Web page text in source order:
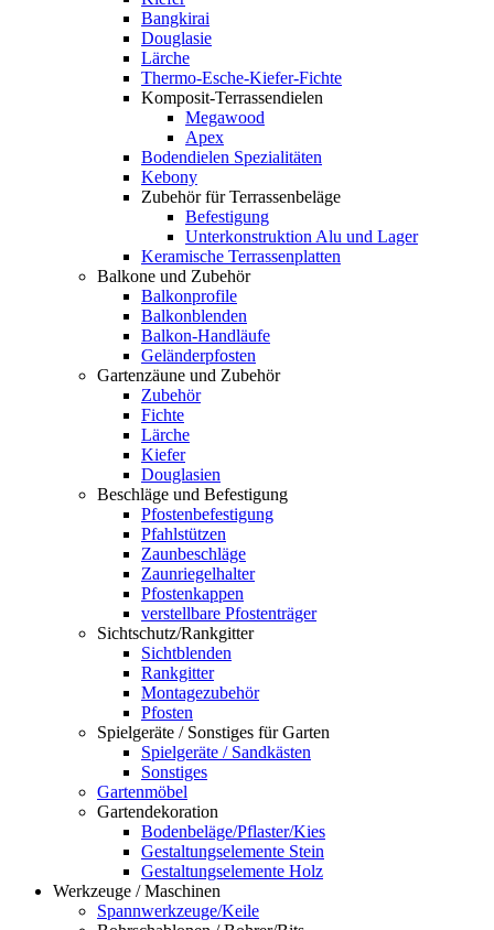
Bangkirai
Douglasie
Lärche
Thermo-Esche-Kiefer-Fichte
Komposit-Terrassendielen
Megawood
Apex
Bodendielen Spezialitäten
Kebony
Zubehör für Terrassenbeläge
Befestigung
Unterkonstruktion Alu und Lager
Keramische Terrassenplatten
Balkone und Zubehör
Balkonprofile
Balkonblenden
Balkon-Handläufe
Geländerpfosten
Gartenzäune und Zubehör
Zubehör
Fichte
Lärche
Kiefer
Douglasien
Beschläge und Befestigung
Pfostenbefestigung
Pfahlstützen
Zaunbeschläge
Zaunriegelhalter
Pfostenkappen
verstellbare Pfostenträger
Sichtschutz/Rankgitter
Sichtblenden
Rankgitter
Montagezubehör
Pfosten
Spielgeräte / Sonstiges für Garten
Spielgeräte / Sandkästen
Sonstiges
Gartenmöbel
Gartendekoration
Bodenbeläge/Pflaster/Kies
Gestaltungselemente Stein
Gestaltungselemente Holz
Werkzeuge / Maschinen
Spannwerkzeuge/Keile